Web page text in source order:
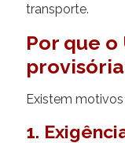
transporte.
Por que o
Existem
1.